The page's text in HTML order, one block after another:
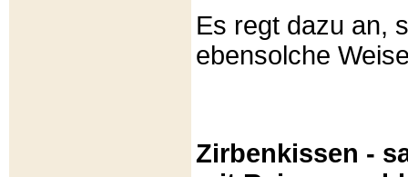
Es regt dazu an,
ebensolche
Zirbenkissen -